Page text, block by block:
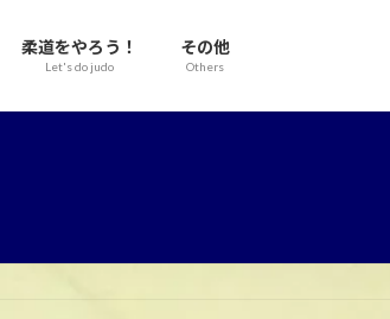
柔道をやろう！
Let's do judo
その他
Others